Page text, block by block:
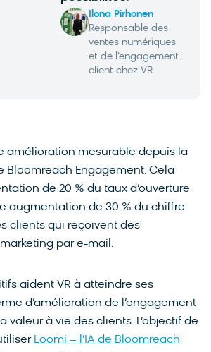
Ilona Pirhonen
Responsable des
ventes numériques
et de l’engagement
client chez VR
amélioration mesurable depuis la
Bloomreach Engagement. Cela
de 20 % du taux d’ouverture
augmentation de 30 % du chiffre
clients qui reçoivent des
par e-mail.
aident VR à atteindre ses
d’amélioration de l’engagement
valeur à vie des clients. L’objectif de
Loomi – l’IA de Bloomreach